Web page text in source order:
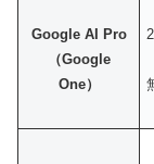
Google AI Pro
（Google
One）